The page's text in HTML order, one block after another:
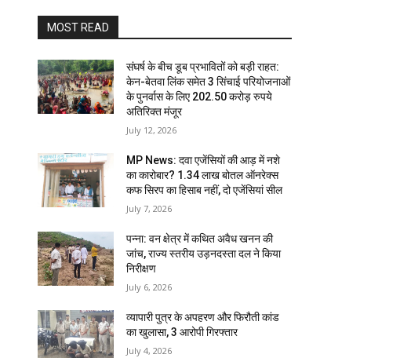
MOST READ
संघर्ष के बीच डूब प्रभावितों को बड़ी राहत:
केन-बेतवा लिंक समेत 3 सिंचाई परियोजनाओं
के पुनर्वास के लिए 202.50 करोड़ रुपये
अतिरिक्त मंजूर
July 12, 2026
MP News: दवा एजेंसियों की आड़ में नशे
का कारोबार? 1.34 लाख बोतल ऑनरेक्स
कफ सिरप का हिसाब नहीं, दो एजेंसियां सील
July 7, 2026
पन्ना: वन क्षेत्र में कथित अवैध खनन की
जांच, राज्य स्तरीय उड़नदस्ता दल ने किया
निरीक्षण
July 6, 2026
व्यापारी पुत्र के अपहरण और फिरौती कांड
का खुलासा, 3 आरोपी गिरफ्तार
July 4, 2026